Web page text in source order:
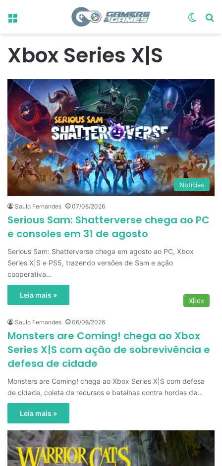
Menu
Xbox Series X|S
Notícias
Saulo Fernandes 07/08/2026
Serious Sam: Shatterverse chega ao PC
e consoles em 31 de agosto
Serious Sam: Shatterverse chega em agosto ao PC, Xbox
Series X|S e PS5, trazendo versões de Sam e ação
cooperativa…
Leia mais »
Xbox
Saulo Fernandes 06/08/2026
Monsters are Coming! chega ao Xbox
Series X|S com ação de sobrevivência e
defesa de cidade
Monsters are Coming! chega ao Xbox Series X|S com defesa
de cidade, coleta de recursos e batalhas contra hordas de…
Leia mais »